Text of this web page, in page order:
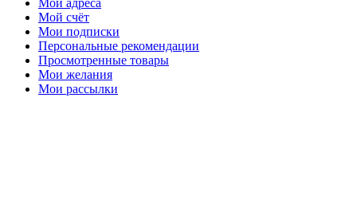
Мои адреса
Мой счёт
Мои подписки
Персональные рекомендации
Просмотренные товары
Мои желания
Мои рассылки